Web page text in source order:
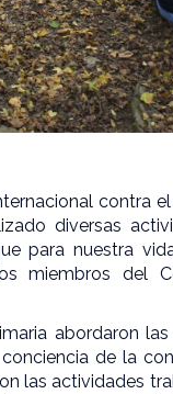
contra
diversas
para nuestra
miembros del
abordaron
de la
las actividades